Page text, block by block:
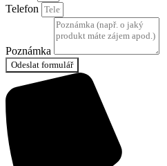
Telefon
Poznámka
Odeslat formulář